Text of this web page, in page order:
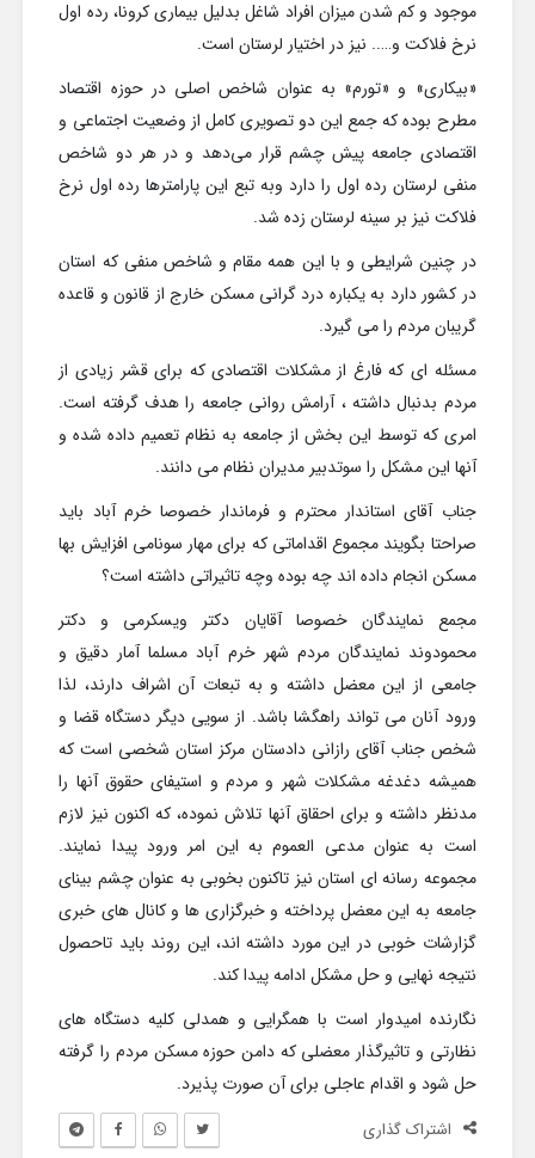
موجود و کم شدن میزان افراد شاغل بدلیل بیماری کرونا، رده اول
نرخ فلاکت و….. نیز در اختیار لرستان است.
«بیکاری» و «تورم» به عنوان شاخص اصلی در حوزه اقتصاد
مطرح بوده که جمع این دو تصویری کامل از وضعیت اجتماعی و
اقتصادی جامعه پیش چشم قرار می‌دهد و در هر دو شاخص
منفی لرستان رده اول را دارد وبه تبع این پارامترها رده اول نرخ
فلاکت نیز بر سینه لرستان زده شد.
در چنین شرایطی و با این همه مقام و شاخص منفی که استان
در کشور دارد به یکباره درد گرانی مسکن خارج از قانون و قاعده
گریبان مردم را می گیرد.
مسئله ای که فارغ از مشکلات اقتصادی که برای قشر زیادی از
مردم بدنبال داشته ، آرامش روانی جامعه را هدف گرفته است.
امری که توسط این بخش از جامعه به نظام تعمیم داده شده و
آنها این مشکل را سوتدبیر مدیران نظام می دانند.
جناب آقای استاندار محترم و فرماندار خصوصا خرم آباد باید
صراحتا بگویند مجموع اقداماتی که برای مهار سونامی افزایش بها
مسکن انجام داده اند چه بوده و‌چه تاثیراتی داشته است؟
مجمع نمایندگان خصوصا آقایان دکتر ویسکرمی و دکتر
محمودوند نمایندگان مردم شهر خرم آباد مسلما آمار دقیق و
جامعی از این معضل داشته و به تبعات آن اشراف دارند، لذا
ورود آنان می تواند راهگشا باشد. از سویی دیگر دستگاه قضا و
شخص جناب آقای رازانی دادستان مرکز استان شخصی است که
همیشه دغدغه مشکلات شهر و مردم و استیفای حقوق آنها را
مدنظر داشته و برای احقاق آنها تلاش نموده، که اکنون نیز لازم
است به عنوان مدعی العموم به این امر ورود پیدا نمایند.
مجموعه رسانه ای استان نیز تاکنون بخوبی به عنوان چشم بینای
جامعه به این معضل پرداخته و خبرگزاری ها و کانال های خبری
گزارشات خوبی در این مورد داشته اند، این روند باید تاحصول
نتیجه نهایی و حل مشکل ادامه پیدا کند.
نگارنده امیدوار است با همگرایی و همدلی کلیه دستگاه های
نظارتی و تاثیرگذار معضلی که دامن حوزه مسکن مردم را گرفته
حل شود و اقدام عاجلی برای آن صورت پذیرد.
اشتراک گذاری